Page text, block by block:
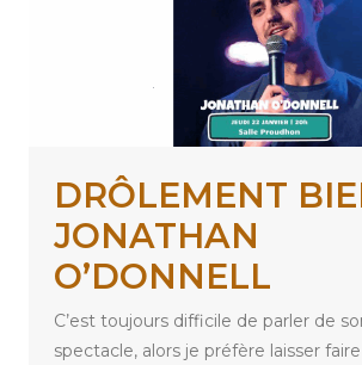
DRÔLEMENT
JONATHAN
O’DONNELL
C’est toujours difficile de parler de
spectacle, alors je préfère laisser